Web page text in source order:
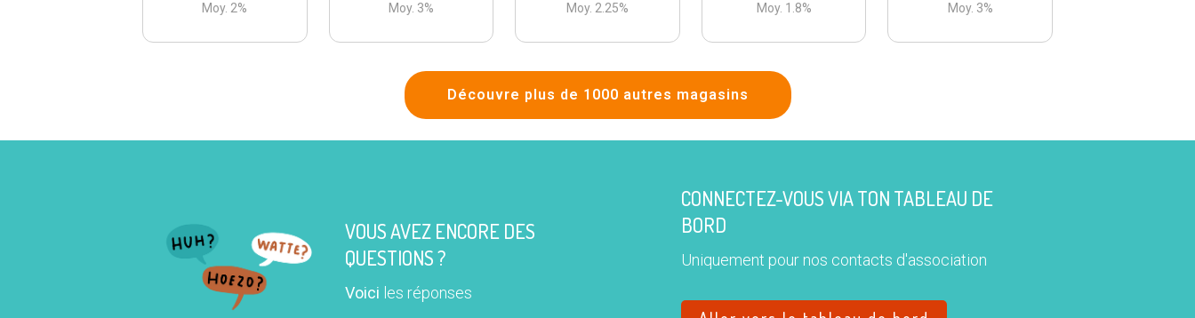
Moy. 2% Moy. 3% Moy. 2.25% Moy. 1.8% Moy. 3%
Découvre plus de 1000 autres magasins
VOUS AVEZ ENCORE DES
QUESTIONS ?
Voici les réponses
CONNECTEZ-VOUS VIA TON TABLEAU DE
BORD
Uniquement pour nos contacts d'association